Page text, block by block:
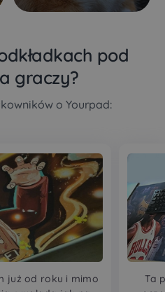
pod
graczy?
o Yourpad:
już od roku i mimo
Ta